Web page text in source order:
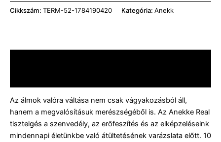
Cikkszám: TERM-52-1784190420 Kategória: Anekk
Az álmok valóra váltása nem csak vágyakozásból áll,
hanem a megvalósításuk merészségéből is. Az Anekke Real
tisztelgés a szenvedély, az erőfeszítés és az elképzeléseink
mindennapi életünkbe való átültetésének varázslata előtt. 10